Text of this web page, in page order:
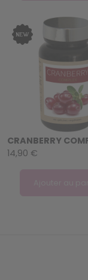
CRANBERRY
14,90 €